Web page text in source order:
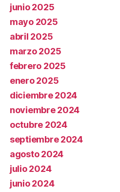
junio 2025
mayo 2025
abril 2025
marzo 2025
febrero 2025
enero 2025
diciembre 2024
noviembre 2024
octubre 2024
septiembre 2024
agosto 2024
julio 2024
junio 2024